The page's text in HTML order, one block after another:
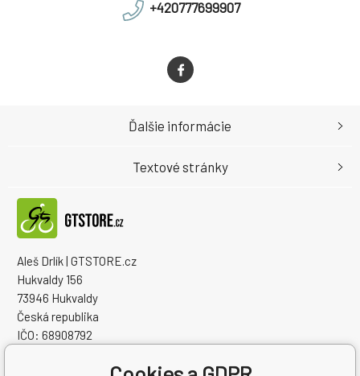
+420777699907
Aleš Drlík | GTSTORE.cz
Hukvaldy 156
73946 Hukvaldy
Česká republika
IČO: 68908792
Ďalšie informácie
Textové stránky